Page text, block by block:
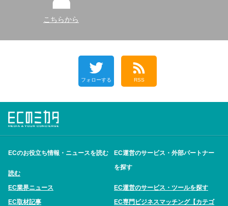
こちらから
フォローする RSS
ECのお役立ち情報・ニュースを読む
読む
EC業界ニュース
EC取材記事
EC運営のサービス・外部パートナー
を探す
EC運営のサービス・ツールを探す
EC専門ビジネスマッチング【カテゴ